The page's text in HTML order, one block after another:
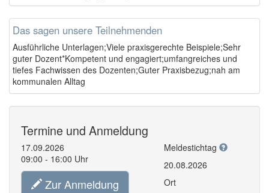
Das sagen unsere Teilnehmenden
Ausführliche Unterlagen;Viele praxisgerechte Beispiele;Sehr
guter Dozent*Kompetent und engagiert;umfangreiches und
tiefes Fachwissen des Dozenten;Guter Praxisbezug;nah am
kommunalen Alltag
Termine und Anmeldung
17.09.2026
09:00 - 16:00 Uhr
Zur Anmeldung
Meldestichtag
20.08.2026
Ort